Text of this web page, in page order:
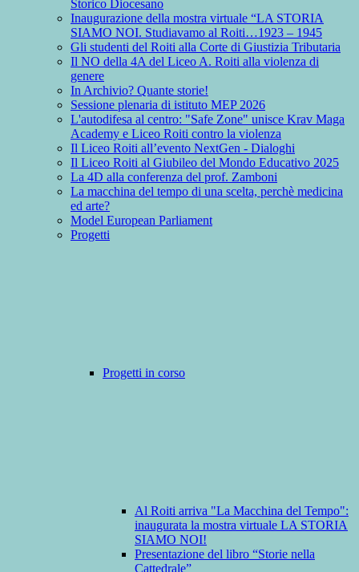
Storico Diocesano
Inaugurazione della mostra virtuale “LA STORIA
SIAMO NOI. Studiavamo al Roiti…1923 – 1945
Gli studenti del Roiti alla Corte di Giustizia Tributaria
Il NO della 4A del Liceo A. Roiti alla violenza di
genere
In Archivio? Quante storie!
Sessione plenaria di istituto MEP 2026
L'autodifesa al centro: "Safe Zone" unisce Krav Maga
Academy e Liceo Roiti contro la violenza
Il Liceo Roiti all’evento NextGen - Dialoghi
Il Liceo Roiti al Giubileo del Mondo Educativo 2025
La 4D alla conferenza del prof. Zamboni
La macchina del tempo di una scelta, perchè medicina
ed arte?
Model European Parliament
Progetti
Progetti in corso
Al Roiti arriva "La Macchina del Tempo":
inaugurata la mostra virtuale LA STORIA
SIAMO NOI!
Presentazione del libro “Storie nella
Cattedrale”